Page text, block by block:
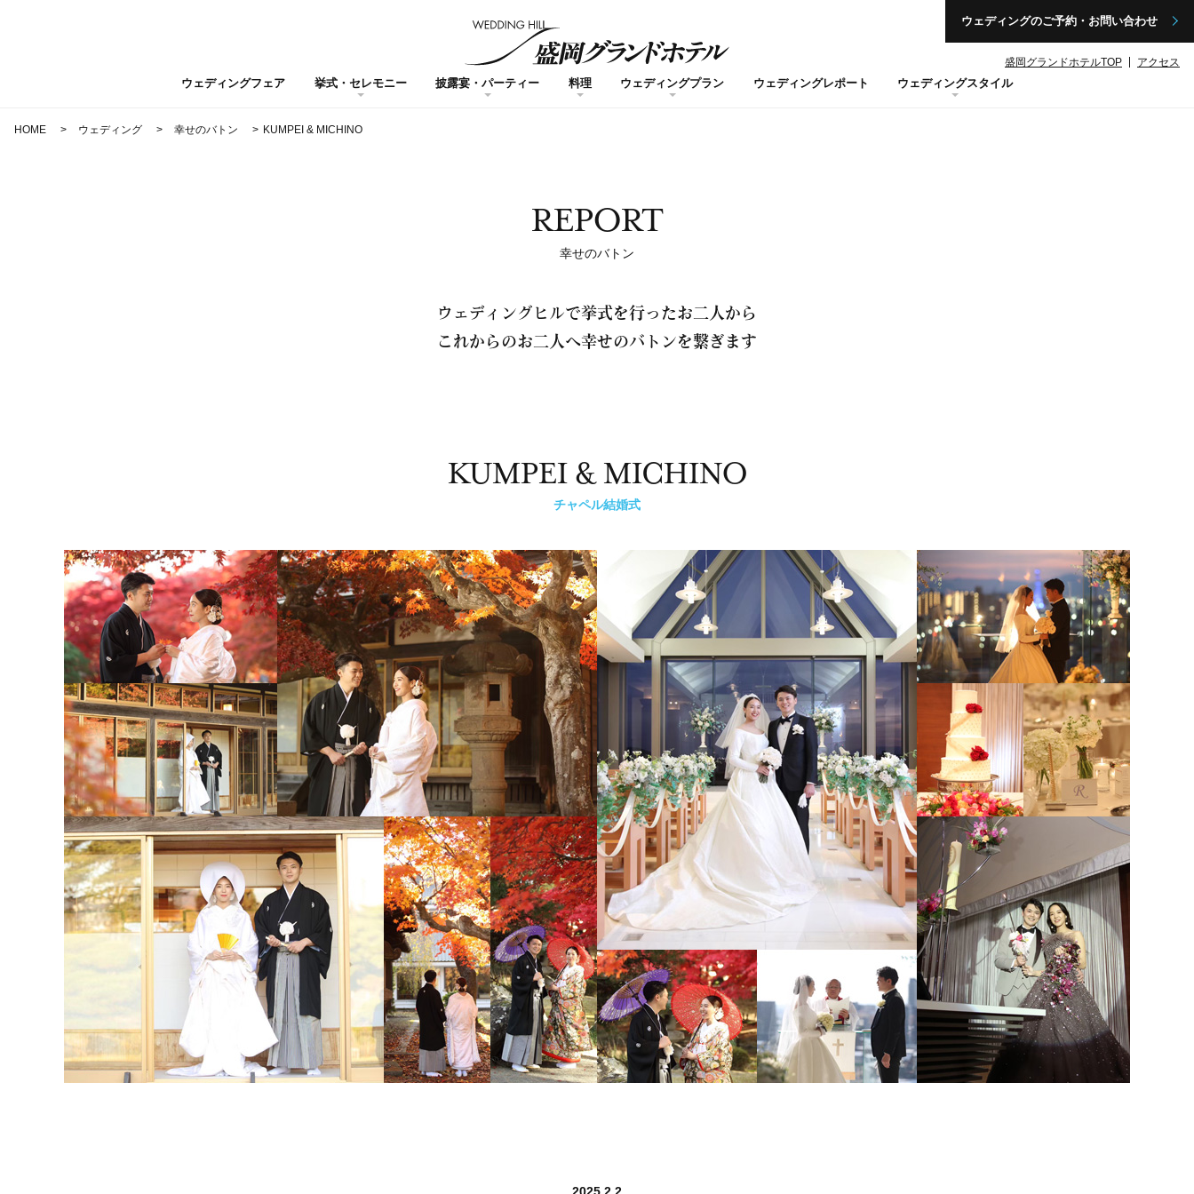
ウェディングのご予約・お問い合わせ
盛岡グランドホテルTOP アクセス
ウェディングフェア 挙式・セレモニー 披露宴・パーティー 料理 ウェディングプラン ウェディングレポート ウェディングスタイル
HOME ウェディング 幸せのバトン KUMPEI & MICHINO
REPORT
幸せのバトン
ウェディングヒルで挙式を行ったお二人から
これからのお二人へ幸せのバトンを繋ぎます
KUMPEI & MICHINO
チャペル結婚式